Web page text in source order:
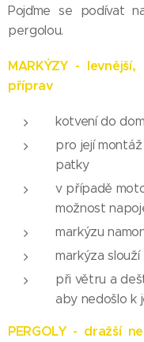
Pojďme se podívat
pergolou.
MARKÝZY -
příprav
kotvení do
pro její
patky
v případě
možnost
markýzu
markýza
při větru a
aby nedošlo k
PERGOLY - dražší